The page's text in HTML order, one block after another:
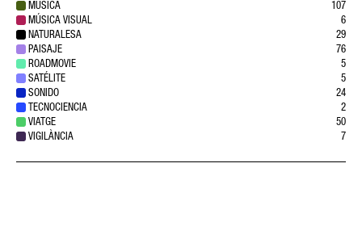
MÚSICA
107
MÚSICA VISUAL
6
NATURALESA
29
PAISAJE
76
ROADMOVIE
5
SATÉLITE
5
SONIDO
24
TECNOCIENCIA
2
VIATGE
50
VIGILÀNCIA
7